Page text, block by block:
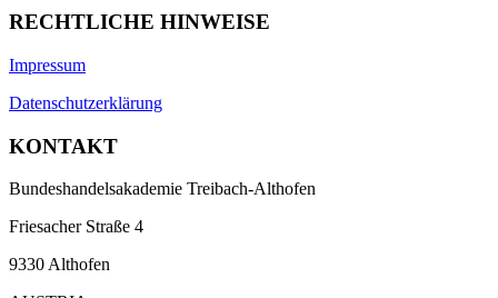
RECHTLICHE HINWEISE
Impressum
Datenschutzerklärung
KONTAKT
Bundeshandelsakademie Treibach-Althofen
Friesacher Straße 4
9330 Althofen